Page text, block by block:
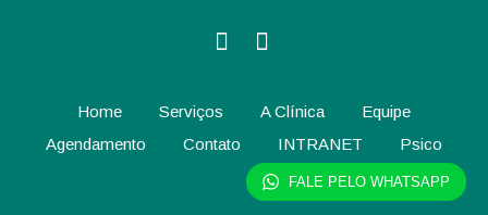
Home Serviços A Clínica
Equipe
Agendamento
Contato INTRANET Psico
FALE PELO WHATSAPP